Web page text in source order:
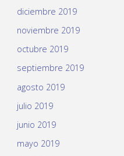
diciembre 2019
noviembre 2019
octubre 2019
septiembre 2019
agosto 2019
julio 2019
junio 2019
mayo 2019